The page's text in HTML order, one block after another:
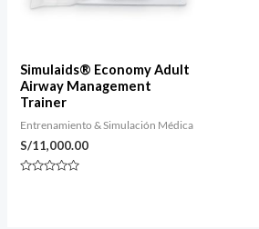
Simulaids® Economy Adult
Airway Management
Trainer
Entrenamiento & Simulación Médica
S/11,000.00